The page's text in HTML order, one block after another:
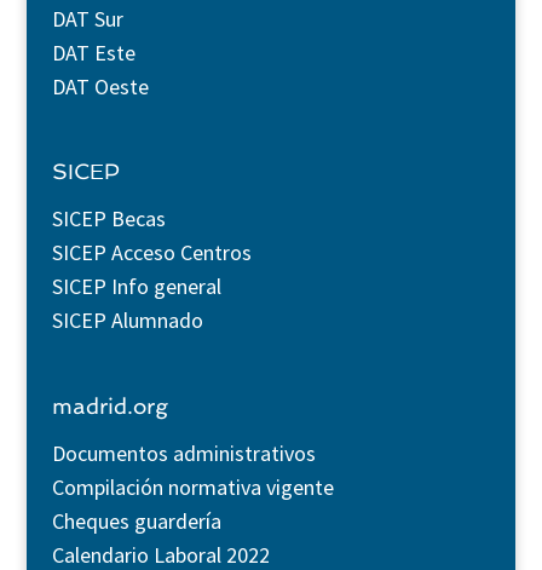
DAT Sur
DAT Este
DAT Oeste
SICEP
SICEP Becas
SICEP Acceso Centros
SICEP Info general
SICEP Alumnado
madrid.org
Documentos administrativos
Compilación normativa vigente
Cheques guardería
Calendario Laboral 2022